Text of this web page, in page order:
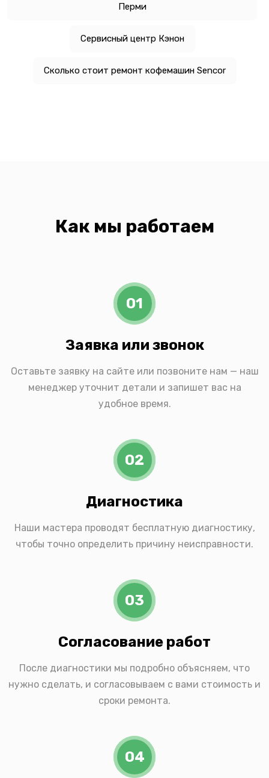
Перми
Сервисный центр Кэнон
Сколько стоит ремонт кофемашин Sencor
Как мы работаем
01
Заявка или звонок
Оставьте заявку на сайте или позвоните нам — наш
менеджер уточнит детали и запишет вас на
удобное время.
02
Диагностика
Наши мастера проводят бесплатную диагностику,
чтобы точно определить причину неисправности.
03
Согласование работ
После диагностики мы подробно объясняем, что
нужно сделать, и согласовываем с вами стоимость и
сроки ремонта.
04